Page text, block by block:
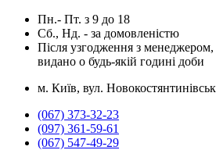
Пн.- Пт. з 9 до 18
Сб., Нд. - за домовленістю
Після узгодження з
видано о будь-якій годині доби
м. Київ, вул.
(067) 373-32-23
(097) 361-59-61
(067) 547-49-29